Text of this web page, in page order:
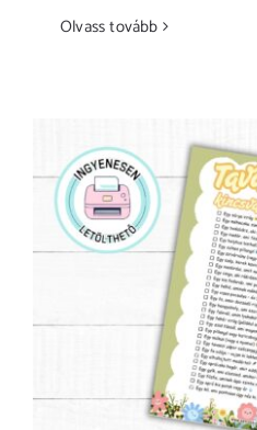
Olvass tovább
Tavaszi